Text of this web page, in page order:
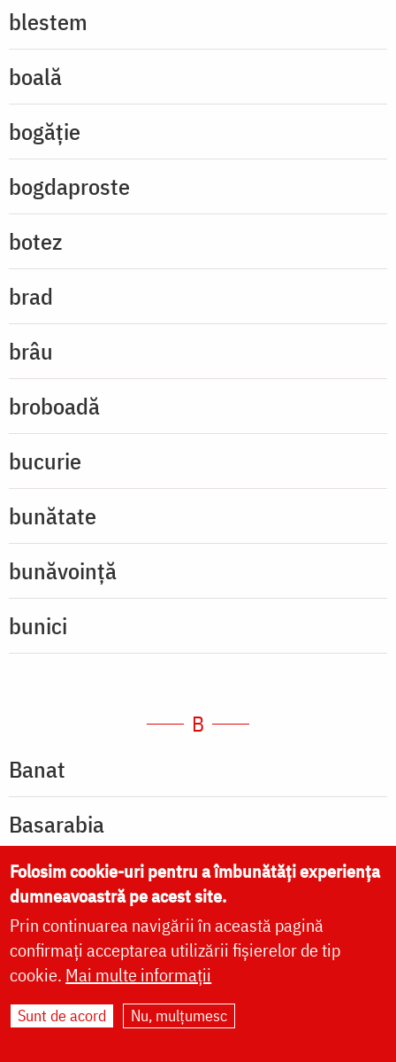
blestem
boală
bogăție
bogdaproste
botez
brad
brâu
broboadă
bucurie
bunătate
bunăvoință
bunici
B
Banat
Basarabia
Bethleem
Biblia sau Sfânta Scriptură
Biblie
Folosim cookie-uri pentru a îmbunătăți experiența
dumneavoastră pe acest site.
Prin continuarea navigării în această pagină
confirmați acceptarea utilizării fișierelor de tip
cookie. Mai multe informații
Sunt de acord Nu, mulțumesc